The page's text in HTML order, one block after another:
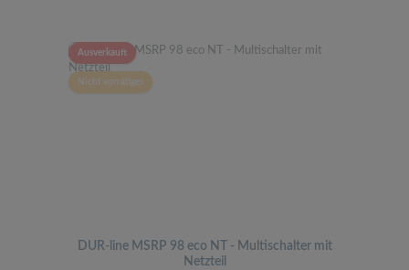
Ausverkauft
Nicht vorrätiges
DUR-line MSRP 98 eco NT - Multischalter mit
Netzteil